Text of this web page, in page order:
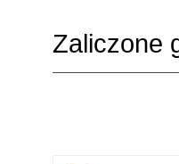
Zaliczone